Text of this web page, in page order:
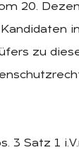
20.
zu
3 Satz 1